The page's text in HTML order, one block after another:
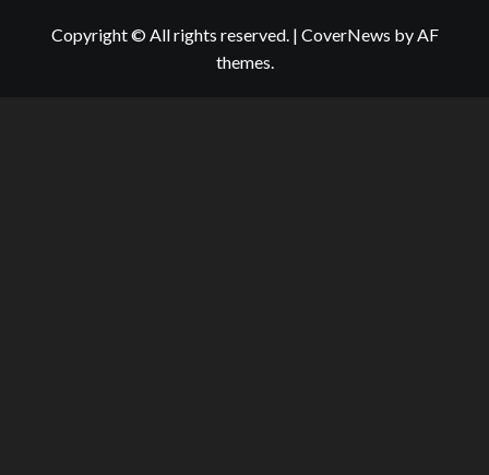
Copyright © All rights reserved. | CoverNews by AF
themes.